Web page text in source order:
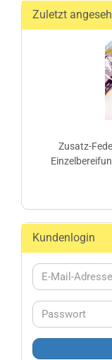
Zuletzt
Zusatz-
Kundenlogin
E-
Mail-
Passwort